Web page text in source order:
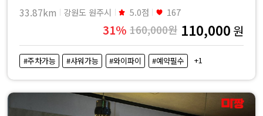
33.87km 강원도 원주시 5.0점 167
31% 160,000원 110,000 원
#주차가능 #샤워가능 #와이파이 #예약필수 +1